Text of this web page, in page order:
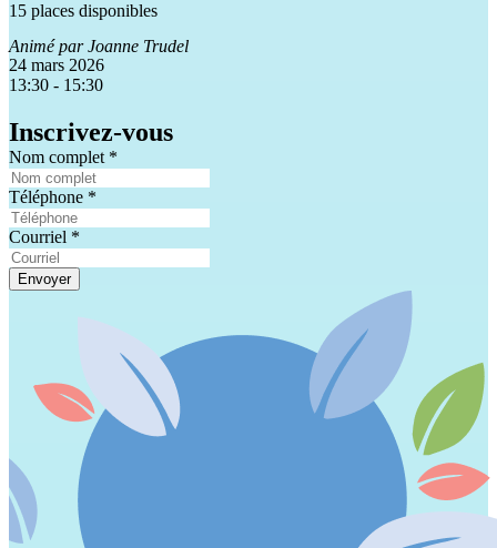
15 places disponibles
Animé par Joanne Trudel
24 mars 2026
13:30 - 15:30
Inscrivez-vous
Nom complet *
Téléphone *
Courriel *
Envoyer